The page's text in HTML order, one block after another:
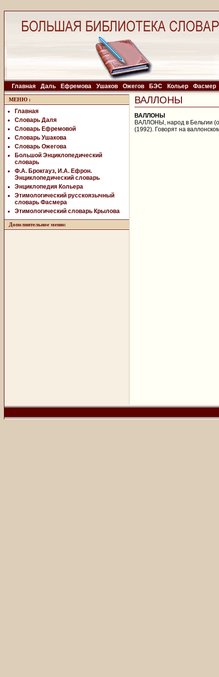
Главная Даль Ефремова Ушаков Ожегов БЭС Кольер Фасмер
МЕНЮ :
Главная
Словарь Даля
Словарь Ефремовой
Словарь Ушакова
Словарь Ожегова
Большой Энциклопедический
словарь
Ф.А. Брокгауз, И.А. Ефрон.
Энциклопедический словарь
Энциклопедия Кольера
Этимологический русскоязычный
словарь Фасмера
Этимологический словарь Крылова
Дополнительное меню:
ВАЛЛОНЫ
ВАЛЛОНЫ
ВАЛЛОНЫ, народ в Бельгии
(1992). Говорят на